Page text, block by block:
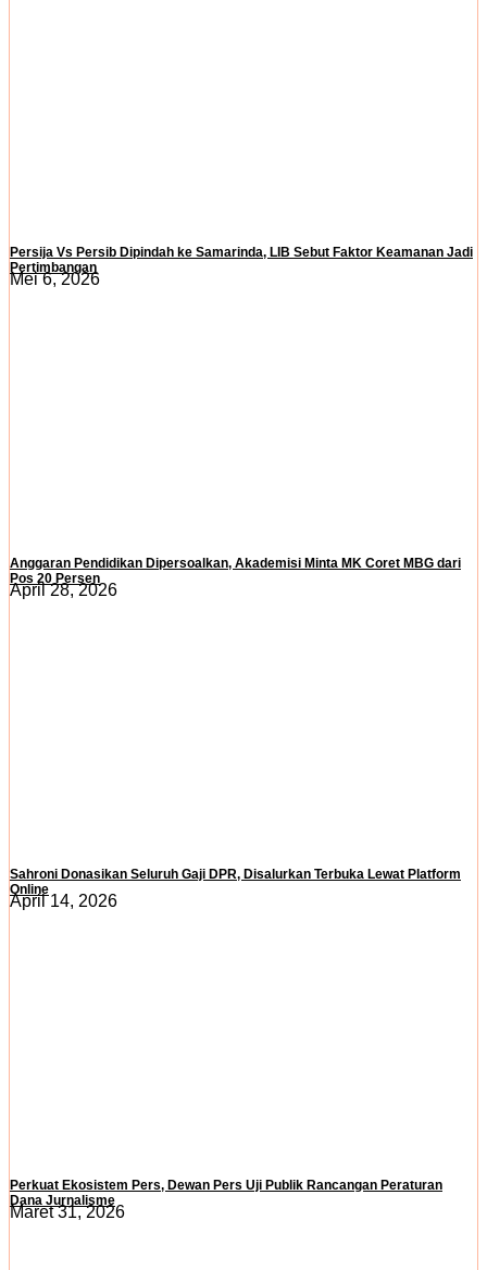
Persija Vs Persib Dipindah ke Samarinda, LIB Sebut Faktor Keamanan Jadi
Pertimbangan
Mei 6, 2026
Anggaran Pendidikan Dipersoalkan, Akademisi Minta MK Coret MBG dari
Pos 20 Persen
April 28, 2026
Sahroni Donasikan Seluruh Gaji DPR, Disalurkan Terbuka Lewat Platform
Online
April 14, 2026
​Perkuat Ekosistem Pers, Dewan Pers Uji Publik Rancangan Peraturan
Dana Jurnalisme
Maret 31, 2026